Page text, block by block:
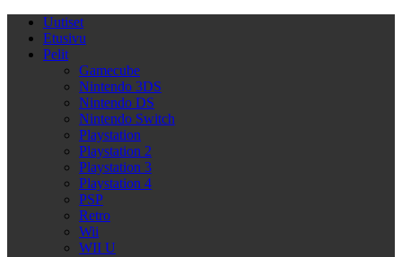
Uutiset
Etusivu
Pelit
Gamecube
Nintendo 3DS
Nintendo DS
Nintendo Switch
Playstation
Playstation 2
Playstation 3
Playstation 4
PSP
Retro
Wii
WII U